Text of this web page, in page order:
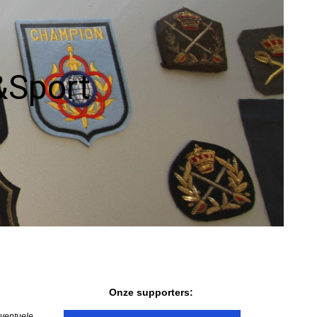
1981
1982
Uitzendingen
Verhalen vd
werkvloer
Wedstrijdverslagen
Onze supporters: